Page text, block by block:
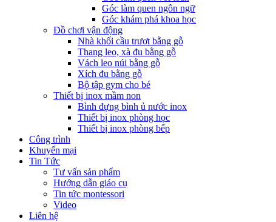
Góc làm quen ngôn ngữ
Góc khám phá khoa học
Đồ chơi vận động
Nhà khối cầu trượt bằng gỗ
Thang leo, xà đu bằng gỗ
Vách leo núi bằng gỗ
Xích đu bằng gỗ
Bộ tập gym cho bé
Thiết bị inox mầm non
Bình đựng bình ủ nước inox
Thiết bị inox phòng học
Thiết bị inox phòng bếp
Công trình
Khuyến mại
Tin Tức
Tư vấn sản phẩm
Hướng dẫn giáo cụ
Tin tức montessori
Video
Liên hệ